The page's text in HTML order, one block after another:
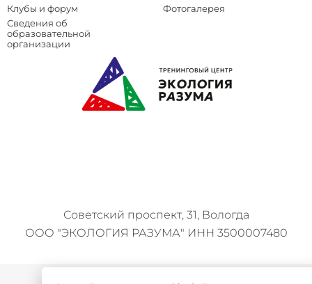
Клубы и форум
Сведения об
образовательной
организации
Фотогалерея
Советский проспект, 31, Вологда
ООО "ЭКОЛОГИЯ РАЗУМА" ИНН 3500007480